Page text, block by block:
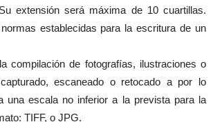
extensión será máxima de 10 cuartillas.
establecidas para la escritura de un
compilación de fotografías, ilustraciones o
escaneado o retocado a por lo
una escala no inferior a la prevista para la
TIFF, o JPG.